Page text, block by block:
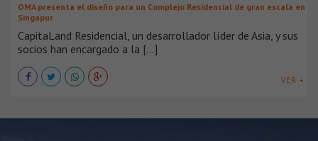
OMA presenta el diseño para un Complejo Residencial de gran escala en
Singapur
CapitaLand Residencial, un desarrollador líder de Asia, y sus
socios han encargado a la [...]
VER +